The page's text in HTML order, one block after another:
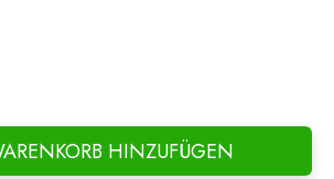
HINZUFÜGEN